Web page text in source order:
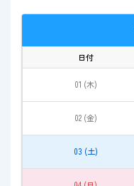
日付
01 (木)
02 (金)
03 (土)